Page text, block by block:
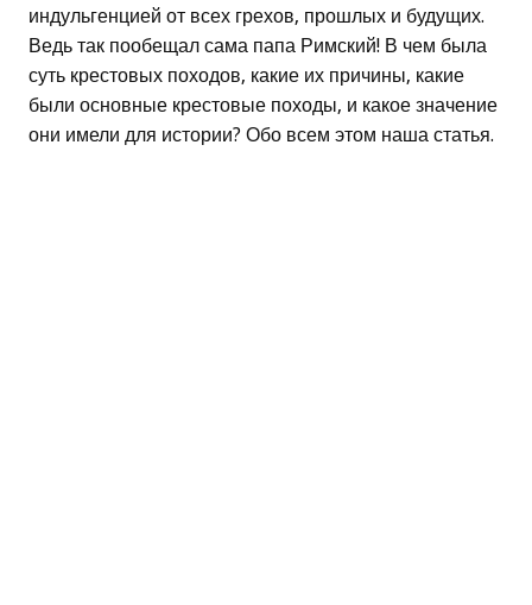
индульгенцией от всех грехов, прошлых и будущих.
Ведь так пообещал сама папа Римский! В чем была
суть крестовых походов, какие их причины, какие
были основные крестовые походы, и какое значение
они имели для истории? Обо всем этом наша статья.